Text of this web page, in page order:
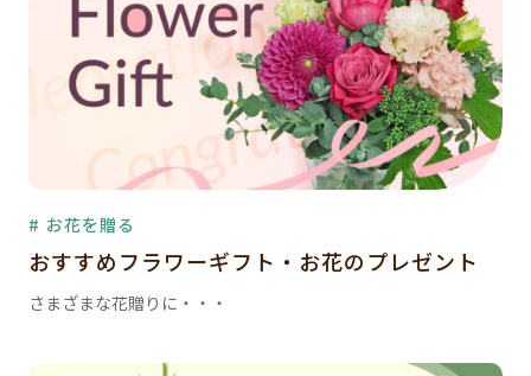
# お花を贈る
おすすめフラワーギフト・お花のプレゼント
さまざまな花贈りに・・・